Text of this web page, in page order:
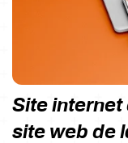
Site
site web de